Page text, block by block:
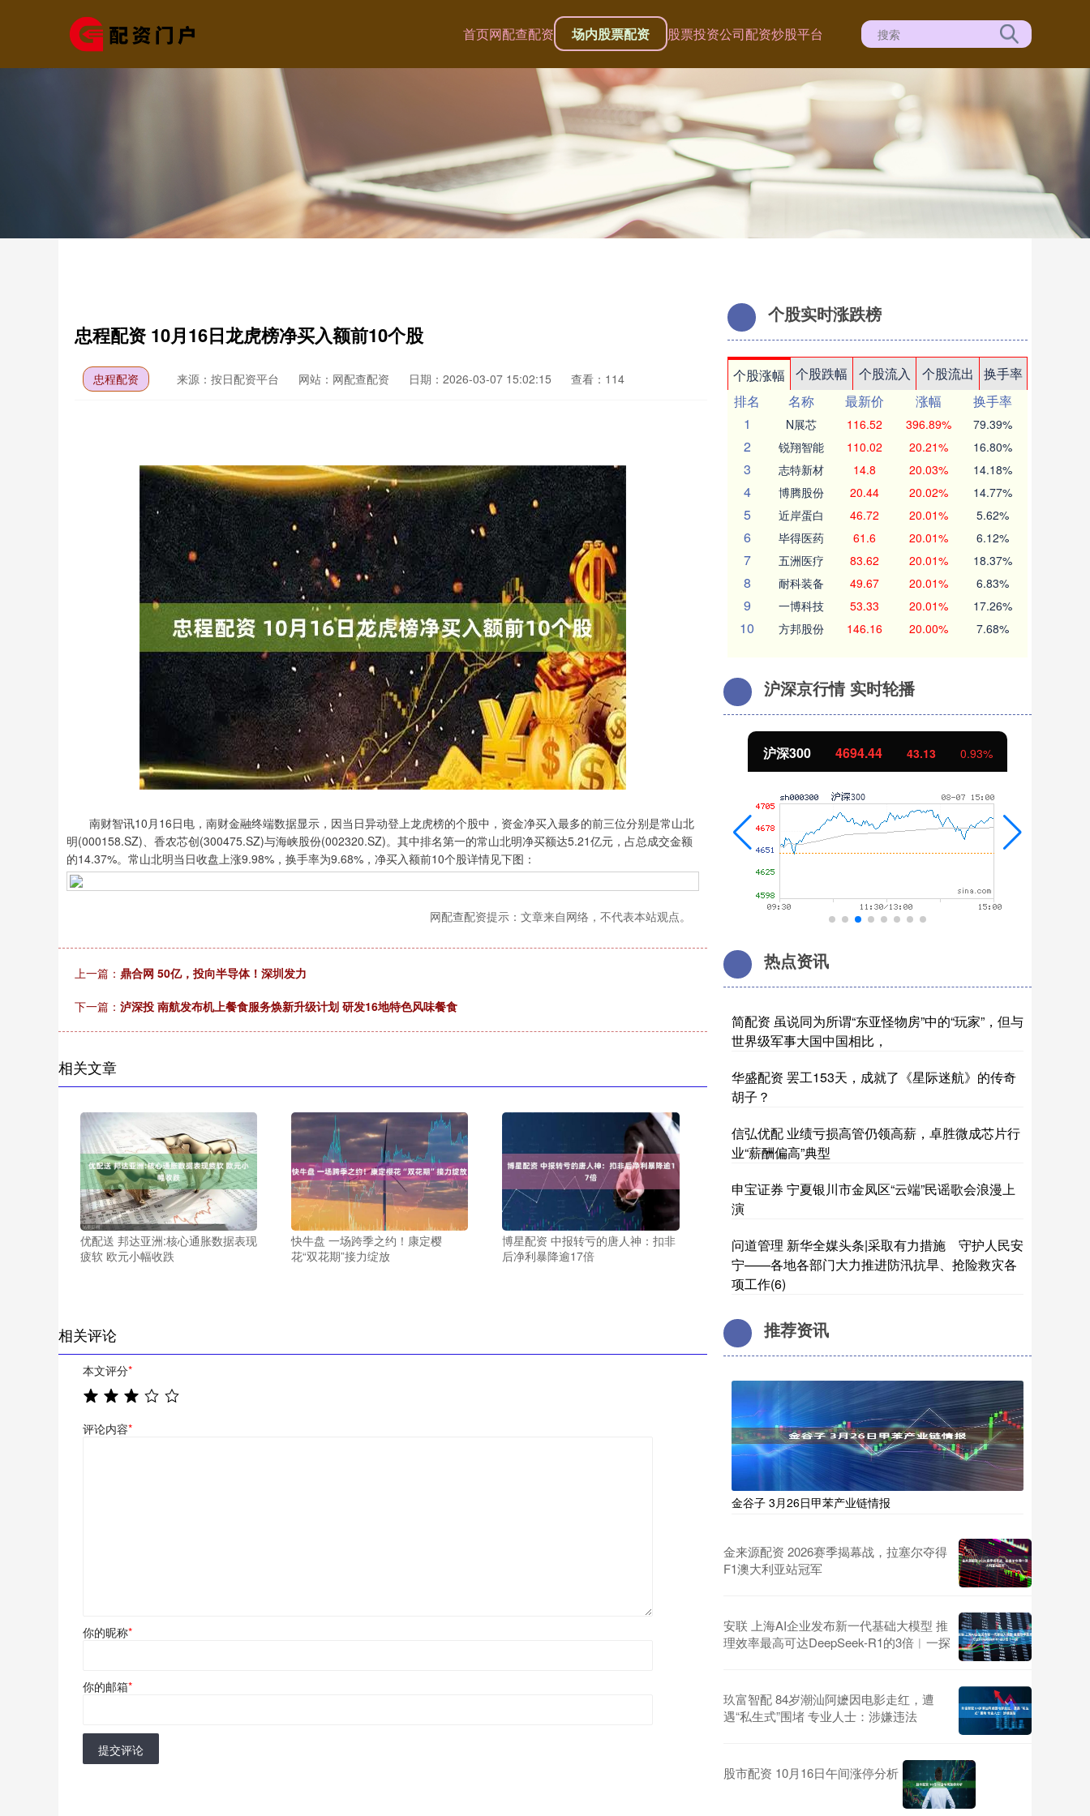
首页网配查配资 场内股票配资 股票投资公司配资炒股平台
忠程配资 10月16日龙虎榜净买入额前10个股
忠程配资 来源：按日配资平台 网站：网配查配资 日期：2026-03-07 15:02:15 查看：114
南财智讯10月16日电，南财金融终端数据显示，因当日异动登上龙虎榜的个股中，资金净买入最多的前三位分别是常山北
明(000158.SZ)、香农芯创(300475.SZ)与海峡股份(002320.SZ)。其中排名第一的常山北明净买额达5.21亿元，占总成交金额
的14.37%。常山北明当日收盘上涨9.98%，换手率为9.68%，净买入额前10个股详情见下图：
网配查配资提示：文章来自网络，不代表本站观点。
上一篇： 鼎合网 50亿，投向半导体！深圳发力
下一篇： 泸深投 南航发布机上餐食服务焕新升级计划 研发16地特色风味餐食
相关文章
优配送 邦达亚洲:核心通胀数据表现
疲软 欧元小幅收跌
快牛盘 一场跨季之约！康定樱
花“双花期”接力绽放
博星配资 中报转亏的唐人神：扣非
后净利暴降逾17倍
相关评论
本文评分*
评论内容*
你的昵称*
你的邮箱*
提交评论
个股实时涨跌榜
个股涨幅 个股跌幅 个股流入 个股流出
换手率
排名
名称 最新价 涨幅
换手率
1
N展芯 116.52 396.89% 79.39%
2 锐翔智能 110.02 20.21% 16.80%
3 志特新材 14.8 20.03% 14.18%
4 博腾股份 20.44 20.02% 14.77%
5 近岸蛋白 46.72 20.01% 5.62%
6 毕得医药 61.6 20.01% 6.12%
7 五洲医疗 83.62 20.01% 18.37%
8 耐科装备 49.67 20.01% 6.83%
9 一博科技 53.33 20.01% 17.26%
10 方邦股份 146.16 20.00% 7.68%
沪深京行情 实时轮播
3940.04 39.68 1.02% 深证成指 14311.01 200.89 沪深300 4694.44 43.13 0.93%
热点资讯
简配资 虽说同为所谓“东亚怪物房”中的“玩家”，但与
世界级军事大国中国相比，
华盛配资 罢工153天，成就了《星际迷航》的传奇
胡子？
信弘优配 业绩亏损高管仍领高薪，卓胜微成芯片行
业“薪酬偏高”典型
申宝证券 宁夏银川市金凤区“云端”民谣歌会浪漫上
演
问道管理 新华全媒头条|采取有力措施 守护人民安
宁——各地各部门大力推进防汛抗旱、抢险救灾各
项工作(6)
推荐资讯
金谷子 3月26日甲苯产业链情报
金来源配资 2026赛季揭幕战，拉塞尔夺得
F1澳大利亚站冠军
安联 上海AI企业发布新一代基础大模型 推
理效率最高可达DeepSeek-R1的3倍︱一探
玖富智配 84岁潮汕阿嬷因电影走红，遭
遇“私生式”围堵 专业人士：涉嫌违法
股市配资 10月16日午间涨停分析